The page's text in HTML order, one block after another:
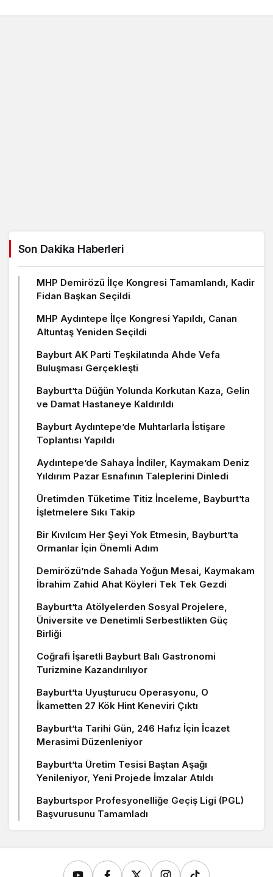
Son Dakika Haberleri
MHP Demirözü İlçe Kongresi Tamamlandı, Kadir
Fidan Başkan Seçildi
MHP Aydıntepe İlçe Kongresi Yapıldı, Canan
Altuntaş Yeniden Seçildi
Bayburt AK Parti Teşkilatında Ahde Vefa
Buluşması Gerçekleşti
Bayburt’ta Düğün Yolunda Korkutan Kaza, Gelin
ve Damat Hastaneye Kaldırıldı
Bayburt Aydıntepe’de Muhtarlarla İstişare
Toplantısı Yapıldı
Aydıntepe’de Sahaya İndiler, Kaymakam Deniz
Yıldırım Pazar Esnafının Taleplerini Dinledi
Üretimden Tüketime Titiz İnceleme, Bayburt’ta
İşletmelere Sıkı Takip
Bir Kıvılcım Her Şeyi Yok Etmesin, Bayburt’ta
Ormanlar İçin Önemli Adım
Demirözü’nde Sahada Yoğun Mesai, Kaymakam
İbrahim Zahid Ahat Köyleri Tek Tek Gezdi
Bayburt’ta Atölyelerden Sosyal Projelere,
Üniversite ve Denetimli Serbestlikten Güç
Birliği
Coğrafi İşaretli Bayburt Balı Gastronomi
Turizmine Kazandırılıyor
Bayburt’ta Uyuşturucu Operasyonu, O
İkametten 27 Kök Hint Keneviri Çıktı
Bayburt’ta Tarihi Gün, 246 Hafız İçin İcazet
Merasimi Düzenleniyor
Bayburt’ta Üretim Tesisi Baştan Aşağı
Yenileniyor, Yeni Projede İmzalar Atıldı
Bayburtspor Profesyonelliğe Geçiş Ligi (PGL)
Başvurusunu Tamamladı